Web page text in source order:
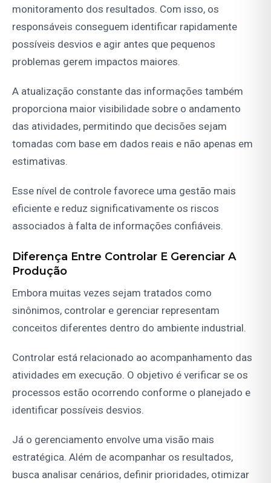
monitoramento dos resultados. Com isso, os
responsáveis conseguem identificar rapidamente
possíveis desvios e agir antes que pequenos
problemas gerem impactos maiores.
A atualização constante das informações também
proporciona maior visibilidade sobre o andamento
das atividades, permitindo que decisões sejam
tomadas com base em dados reais e não apenas em
estimativas.
Esse nível de controle favorece uma gestão mais
eficiente e reduz significativamente os riscos
associados à falta de informações confiáveis.
Diferença Entre Controlar E Gerenciar A
Produção
Embora muitas vezes sejam tratados como
sinônimos, controlar e gerenciar representam
conceitos diferentes dentro do ambiente industrial.
Controlar está relacionado ao acompanhamento das
atividades em execução. O objetivo é verificar se os
processos estão ocorrendo conforme o planejado e
identificar possíveis desvios.
Já o gerenciamento envolve uma visão mais
estratégica. Além de acompanhar os resultados,
busca analisar cenários, definir prioridades, otimizar